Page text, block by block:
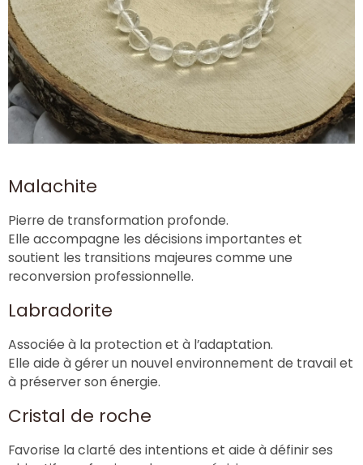
Malachite
Pierre de transformation profonde.
Elle accompagne les décisions importantes et
soutient les transitions majeures comme une
reconversion professionnelle.
Labradorite
Associée à la protection et à l’adaptation.
Elle aide à gérer un nouvel environnement de travail et
à préserver son énergie.
Cristal de roche
Favorise la clarté des intentions et aide à définir ses